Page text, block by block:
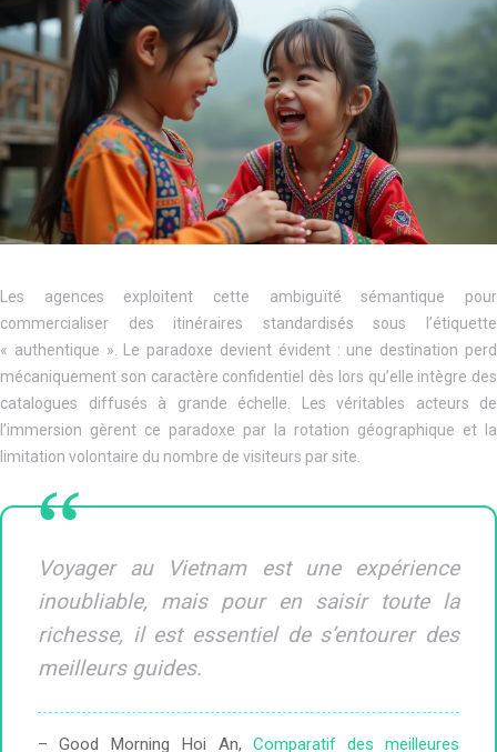
Les agences exploitent cette ambiguïté sémantique pour
commercialiser des itinéraires standardisés sous l’étiquette
« authentique ». Le paradoxe devient évident : une destination perd
mécaniquement son caractère confidentiel dès lors qu’elle intègre des
catalogues diffusés à grande échelle. Les véritables acteurs de
l’immersion gèrent ce paradoxe par la rotation géographique et la
limitation volontaire du nombre de visiteurs par site.
Voyager au Vietnam est une expérience
inoubliable, mais pour en saisir toute la
richesse, il est essentiel de s’entourer des
meilleurs guides.
– Good Morning Hoi An, Comparatif des meilleures